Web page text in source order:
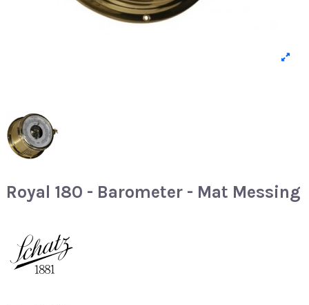
Royal 180 - Barometer - Mat Messing